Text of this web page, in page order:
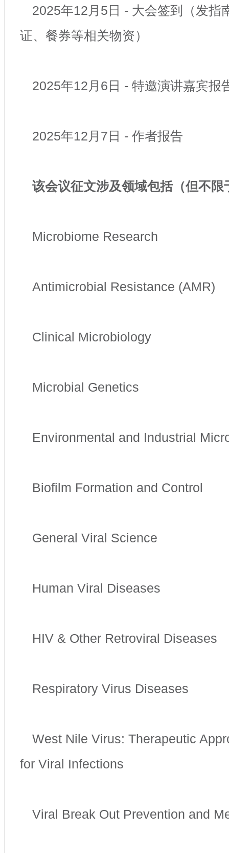
2025年12月5日 - 大会签到（发指
证、餐券等相关物资）
2025年12月6日 - 特邀演讲嘉宾报
2025年12月7日 - 作者报告
该会议征文涉及领域包括（但不
Microbiome Research
Antimicrobial Resistance (AMR)
Clinical Microbiology
Microbial Genetics
Environmental and Industrial
Biofilm Formation and Control
General Viral Science
Human Viral Diseases
HIV & Other Retroviral Diseases
Respiratory Virus Diseases
West Nile Virus: Therapeutic
for Viral Infections
Viral Break Out Prevention and